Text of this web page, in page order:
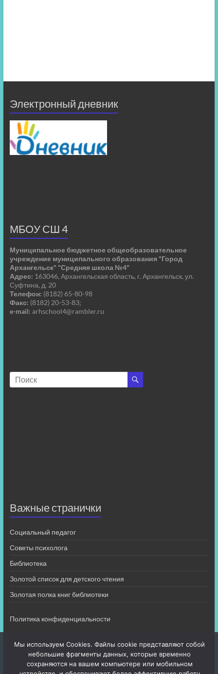
Электронный дневник
МБОУ СШ 4
Муниципальное бюджетное общеобразовательное
учреждение муниципального образования "Город
Архангельск" "Средняя школа №4"
Адрес: 163046, Архангельская область, г. Архангельск, ул.
Суфтина, д. 20
Телефон: (8182) 65-80-98
Факс: (8182) 20-53-83;
e-mail: arhschool4@rambler.ru
Важные странички
Социальный педагог
Советы психолога
Библиотека
Золотой список для детского чтения
Золотая полка книг библиотеки
Политика конфиденциальности
Мы используем Cookies. Файлы cookie представляют собой
небольшие фрагменты данных, которые временно
сохраняются на вашем компьютере или мобильном